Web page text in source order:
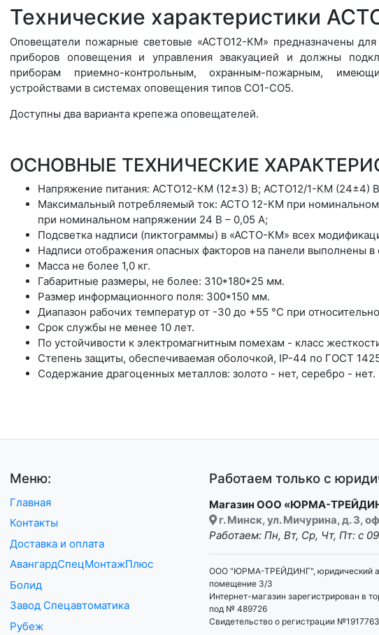
Технические характеристики
Оповещатели пожарные световые «АСТО12-КМ» предназначены для
приборов оповещения и управления эвакуацией и должны
приборам приемно-контрольным, охранным-пожарным,
устройствами в системах оповещения типов СО1-СО5.
Доступны два варианта крепежа оповещателей.
ОСНОВНЫЕ ТЕХНИЧЕСКИЕ
Напряжение питания: АСТО12-КМ (12±3) В; АСТО12/1-КМ (24±4)
Максимальный потребляемый ток: АСТО 12-КМ при
при номинальном напряжении 24 В – 0,05 А;
Подсветка надписи (пиктограммы) в «АСТО-КМ» всех
Надписи отображения опасных факторов на панели выполнены
Масса не более 1,0 кг.
Габаритные размеры, не более: 310*180*25 мм.
Размер информационного поля: 300*150 мм.
Диапазон рабочих температур от -30 до +55 °С при
Срок службы не менее 10 лет.
По устойчивости к электромагнитным помехам - класс
Степень защиты, обеспечиваемая оболочкой, IP-44 по ГОСТ
Содержание драгоценных металлов: золото - нет, серебро - нет.
Меню:
Главная
Контакты
Доставка и оплата
АвангардСпецМонтажПлюс
Болид
Завод Спецавтоматика
Рубеж
Работаем только с
Магазин ООО «ЮРМА-
г. Минск, ул. Мичурина, д. 3,
Работаем: Пн, Вт, Ср, Чт, Пт: с
ООО "ЮРМА-ТРЕЙДИНГ", юридический
помещение 3/3
Интернет-магазин зарегистрирован в
под № 489726
Свидетельство о регистрации